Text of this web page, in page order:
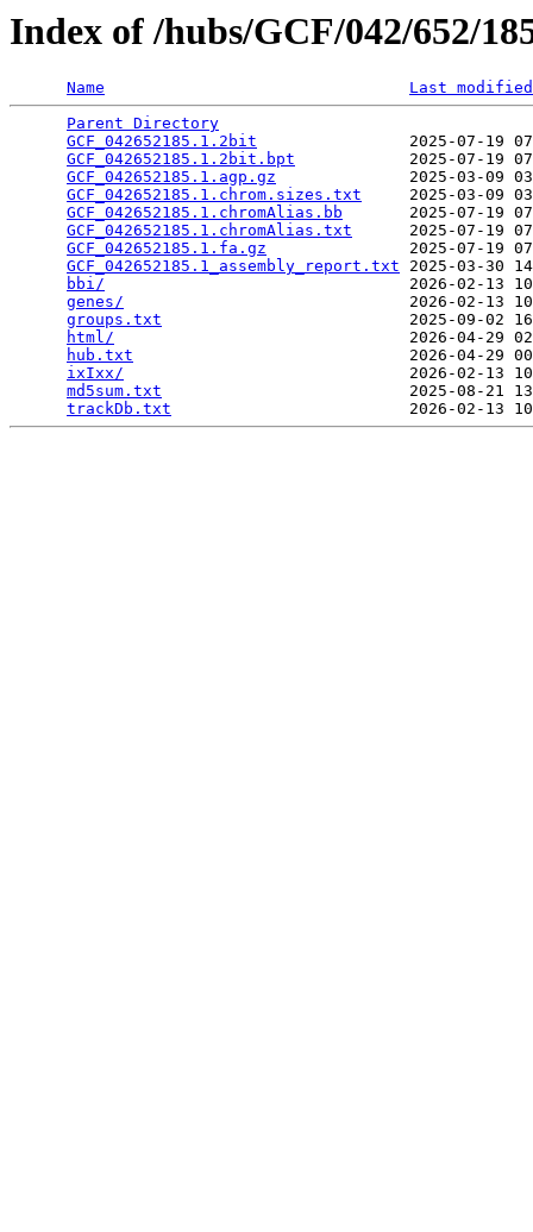
Index of /hubs/GCF/042/652/
Name
Last modified
Parent Directory
GCF_042652185.1.2bit
2025-07-19
GCF_042652185.1.2bit.bpt
2025-07-19
GCF_042652185.1.agp.gz
2025-03-09
GCF_042652185.1.chrom.sizes.txt
2025-03-09
GCF_042652185.1.chromAlias.bb
2025-07-19
GCF_042652185.1.chromAlias.txt
2025-07-19
GCF_042652185.1.fa.gz
2025-07-19
GCF_042652185.1_assembly_report.txt 2025-03-30
bbi/
2026-02-13
genes/
2026-02-13
groups.txt
2025-09-02
html/
2026-04-29
hub.txt
2026-04-29
ixIxx/
2026-02-13
md5sum.txt
2025-08-21
trackDb.txt